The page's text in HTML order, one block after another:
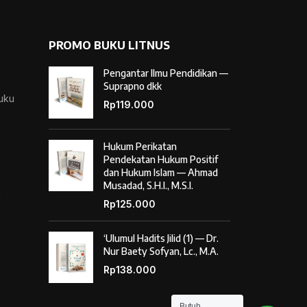
PROMO BUKU LITNUS
Pengantar Ilmu Pendidikan —
Suprapno dkk
Rp119.000
Hukum Perikatan
Pendekatan Hukum Positif
dan Hukum Islam — Ahmad
Musadad, S.H.I., M.S.I.
Rp125.000
‘Ulumul Hadits Jilid (1) — Dr.
Nur Baety Sofyan, Lc., M.A.
Rp138.000